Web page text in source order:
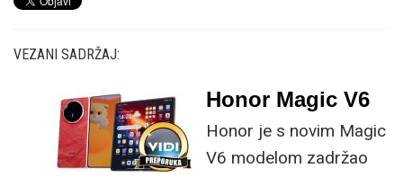
VEZANI SADRŽAJ:
Honor Magic V6
Honor je s novim Magic
V6 modelom zadržao